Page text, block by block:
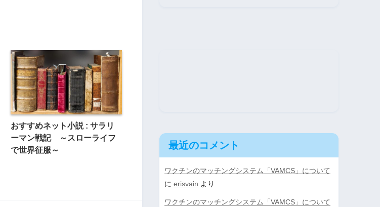
おすすめネット小説 : サラリ
ーマン戦記 ～スローライフ
で世界征服～
最近のコメント
ワクチンのマッチングシステム「VAMCS」について
に erisvain より
ワクチンのマッチングシステム「VAMCS」について